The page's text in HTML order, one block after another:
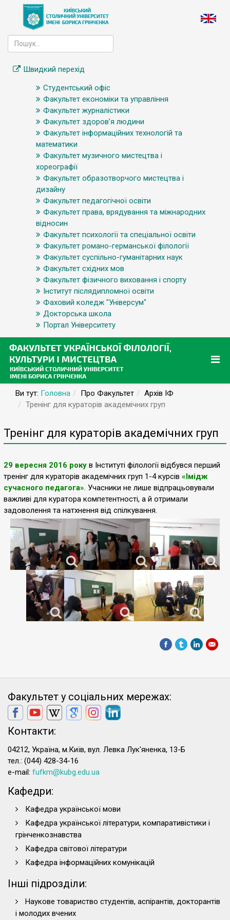
Швидкий перехід
Студентський офіс
Факультет економіки та управління
Факультет журналістики
Факультет здоров’я людини
Факультет інформаційних технологій та
математики
Факультет музичного мистецтва і
хореографії
Факультет образотворчого мистецтва і
дизайну
Факультет педагогічної освіти
Факультет права, врядування та міжнародних
відносин
Факультет психології та спеціальної освіти
Факультет романо-германської філології
Факультет суспільно-гуманітарних наук
Факультет східних мов
Факультет фізичного виховання і спорту
Інститут післядипломної освіти
Фаховий коледж "Універсум"
Докторська школа
Портал Університету
Ви тут: Головна Про Факультет
Архів ІФ
Тренінг для кураторів академічних груп
Тренінг для кураторів академічних груп
29 вересня 2016 року в Інституті філології відбувся перший
тренінг для кураторів академічних груп 1-4 курсів «Імідж
сучасного педагога». Учасники не лише відпрацьовували
важливі для куратора компетентності, а й отримали
задоволення та натхнення від спілкування.
Факультет у соціальних мережах:
Контакти:
04212, Україна, м.Київ, вул. Левка Лук'яненка, 13-Б
тел.: (044) 428-34-16
e-mail: fufkm@kubg.edu.ua
Кафедри:
Кафедра української мови
Кафедра української літератури, компаративістики і
грінченкознавства
Кафедра світової літератури
Кафедра інформаційних комунікацій
Інші підрозділи:
Наукове товариство студентів, аспірантів, докторантів
і молодих вчених